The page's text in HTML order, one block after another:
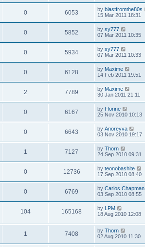
0 6053 by blastfromthe80s
15 Mar 2011 18:31
0 5852 by sy777
07 Mar 2011 10:35
0 5934 by sy777
07 Mar 2011 10:33
0 6128 by Maxime
14 Feb 2011 19:51
2 7789 by Maxime
30 Jan 2011 21:11
0 6167 by Florine
25 Nov 2010 10:13
0 6643 by Anoreyva
03 Nov 2010 19:17
1 7127 by Thorn
24 Sep 2010 09:31
0 12736 by teonobashite
17 Sep 2010 08:40
0 6769 by Carlos Chapman
03 Sep 2010 08:55
104 165168 by LPM
18 Aug 2010 12:08
1 7408 by Thorn
02 Aug 2010 11:30